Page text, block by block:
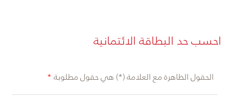
احسب حد البطاقة الائتمانية
الحقول الظاهرة مع العلامة (*) هي حقول مطلوبة